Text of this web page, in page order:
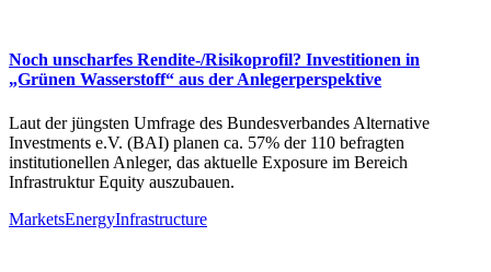
Noch unscharfes Rendite-/Risikoprofil? Investitionen in
„Grünen Wasserstoff“ aus der Anlegerperspektive
Laut der jüngsten Umfrage des Bundesverbandes Alternative
Investments e.V. (BAI) planen ca. 57% der 110 befragten
institutionellen Anleger, das aktuelle Exposure im Bereich
Infrastruktur Equity auszubauen.
MarketsEnergyInfrastructure